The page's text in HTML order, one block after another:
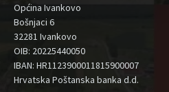
Općina Ivankovo
Bošnjaci 6
32281 Ivankovo
OIB: 20225440050
IBAN: HR1123900011815900007
Hrvatska Poštanska banka d.d.